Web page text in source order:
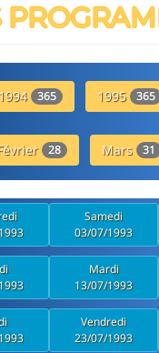
1994 365 1995 365
28 Mars 31
Samedi
03/07/1993
Mardi
13/07/1993
Vendredi
23/07/1993